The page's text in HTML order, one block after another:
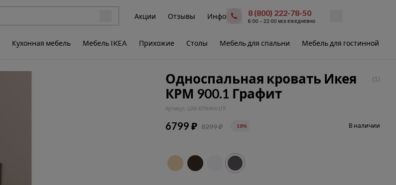
Акции Отзывы Инфо 8 (800) 222-78-50
8:00 – 22:00 мск ежедневно
Кухонная мебель Мебель IKEA Прихожие Столы Мебель для спальни Мебель для гостинной
Односпальная кровать Икея
КРМ 900.1 Графит
(1)
Артикул: ШМ-КРМ9001ГР
6799 ₽ 8299 ₽ 18% В наличии